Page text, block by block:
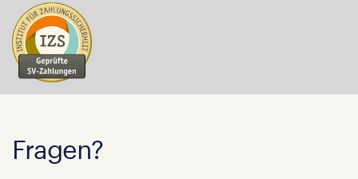
Fragen?